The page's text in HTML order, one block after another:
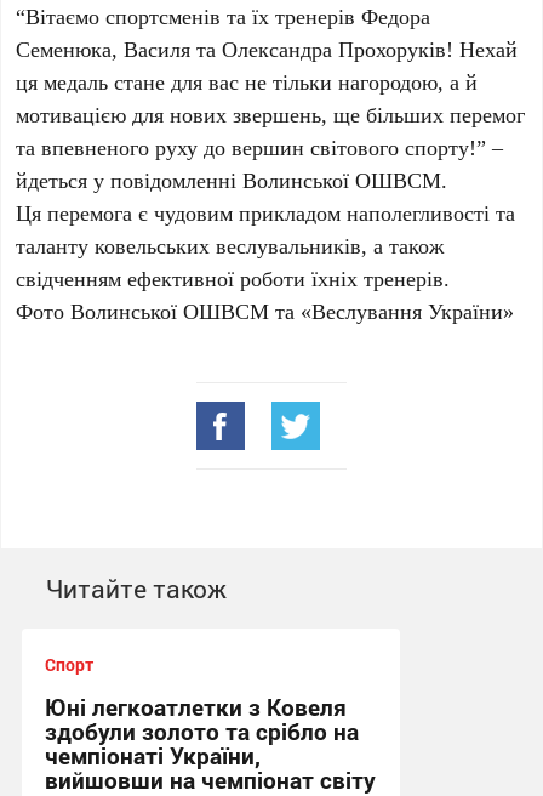
“Вітаємо спортсменів та їх тренерів Федора
Семенюка, Василя та Олександра Прохоруків! Нехай
ця медаль стане для вас не тільки нагородою, а й
мотивацією для нових звершень, ще більших перемог
та впевненого руху до вершин світового спорту!” –
йдеться у повідомленні Волинської ОШВСМ.
Ця перемога є чудовим прикладом наполегливості та
таланту ковельських веслувальників, а також
свідченням ефективної роботи їхніх тренерів.
Фото Волинської ОШВСМ та «Веслування України»
Читайте також
Спорт
Юні легкоатлетки з Ковеля
здобули золото та срібло на
чемпіонаті України,
вийшовши на чемпіонат світу